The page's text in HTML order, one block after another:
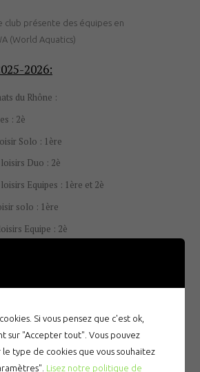
club présente des équipes en
(World Aquatics)
2026:
du Rhône :
: 2è
Solo : 1ère
Duo : 2è
Equipes : 1ère et 2è
solo : 1ère
Equipe : 2è
loisirs Equipe : 2è
: 4è
Si vous pensez que c'est ok,
sur "Accepter tout". Vous pouvez
type de cookies que vous souhaitez
Lisez notre politique de